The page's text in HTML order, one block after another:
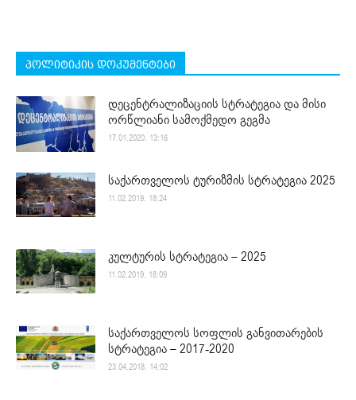
პოლიტიკის დოკუმენტები
დეცენტრალიზაციის სტრატეგია და მისი
ორწლიანი სამოქმედო გეგმა
17.01.2020. 13:16
საქართველოს ტურიზმის სტრატეგია 2025
11.02.2019. 18:24
კულტურის სტრატეგია – 2025
11.02.2019. 18:09
საქართველოს სოფლის განვითარების
სტრატეგია – 2017-2020
23.04.2018. 14:02